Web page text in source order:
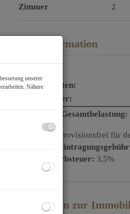
Zimmer 2
Preisinformation
Betriebskosten:
Umsatzsteuer:
monatliche Gesamtbelastung:
Provision:
Provisionsfrei für
Grunderwerbsteuer: 3,5%
Basisdaten zur
unserer
Nähere